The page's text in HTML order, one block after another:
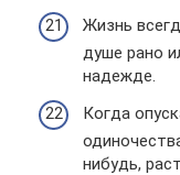
Жизнь
душе рано
надежде.
Когда
нибудь,